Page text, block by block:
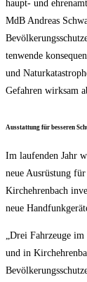
haupt- und
MdB Andre­as
ten­wen­de
und
Gefah­ren wirk­sam
Aus­stat­tung für bes­se­ren
Im lau­fen­den Jahr
neue Aus­rüs­tung
Kirch­eh­ren­bach
neue
„Drei Fahr­zeu­ge
und in